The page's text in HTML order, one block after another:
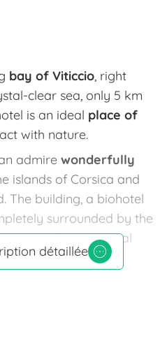
bay of Viticcio, right
clear sea, only 5 km
is an ideal place of
with nature.
admire wonderfully
islands of Corsica and
The building, a biohotel
surrounded by the
of the National
bathroom with
frigo.
détaillée